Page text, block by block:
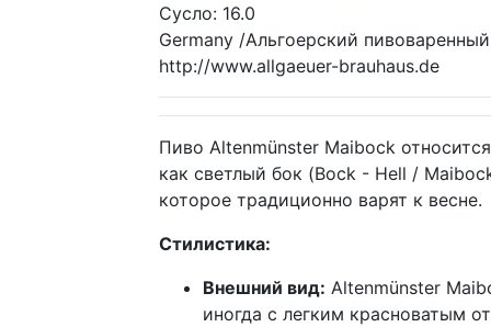
Сусло: 16.0
Germany /Альгоерский
http://www.allgaeuer-brauhaus.de
Пиво Altenmünster Maibock
как светлый бок (Bock - Hell /
которое традиционно варят к весне.
Стилистика:
Внешний вид: Altenmünster
иногда с легким красноватым